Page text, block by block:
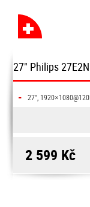
27" Philips
- 27",
2 599 Kč